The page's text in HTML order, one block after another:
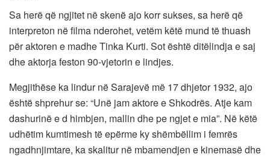
Sa herë që ngjitet në skenë ajo korr sukses, sa herë që
interpreton në filma nderohet, vetëm këtë mund të thuash
për aktoren e madhe Tinka Kurti. Sot është ditëlindja e saj
dhe aktorja feston 90-vjetorin e lindjes.
Megjithëse ka lindur në Sarajevë më 17 dhjetor 1932, ajo
është shprehur se: “Unë jam aktore e Shkodrës. Atje kam
dashurinë e d himbjen, mallin dhe pe ngjet e mia”. Në këtë
udhëtim kumtimesh të epërme ky shëmbëllim i femrës
ngadhnjimtare, ka skalitur në mbamendjen e kinemasë dhe